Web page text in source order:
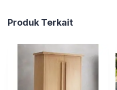
Produk Terkait